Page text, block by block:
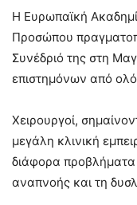
H Ευρωπαϊκή
Προσώπου
Συνέδριό της στη
επιστημόνων από
Χειρουργοί,
μεγάλη κλινική
διάφορα προβλήματα
αναπνοής και τη